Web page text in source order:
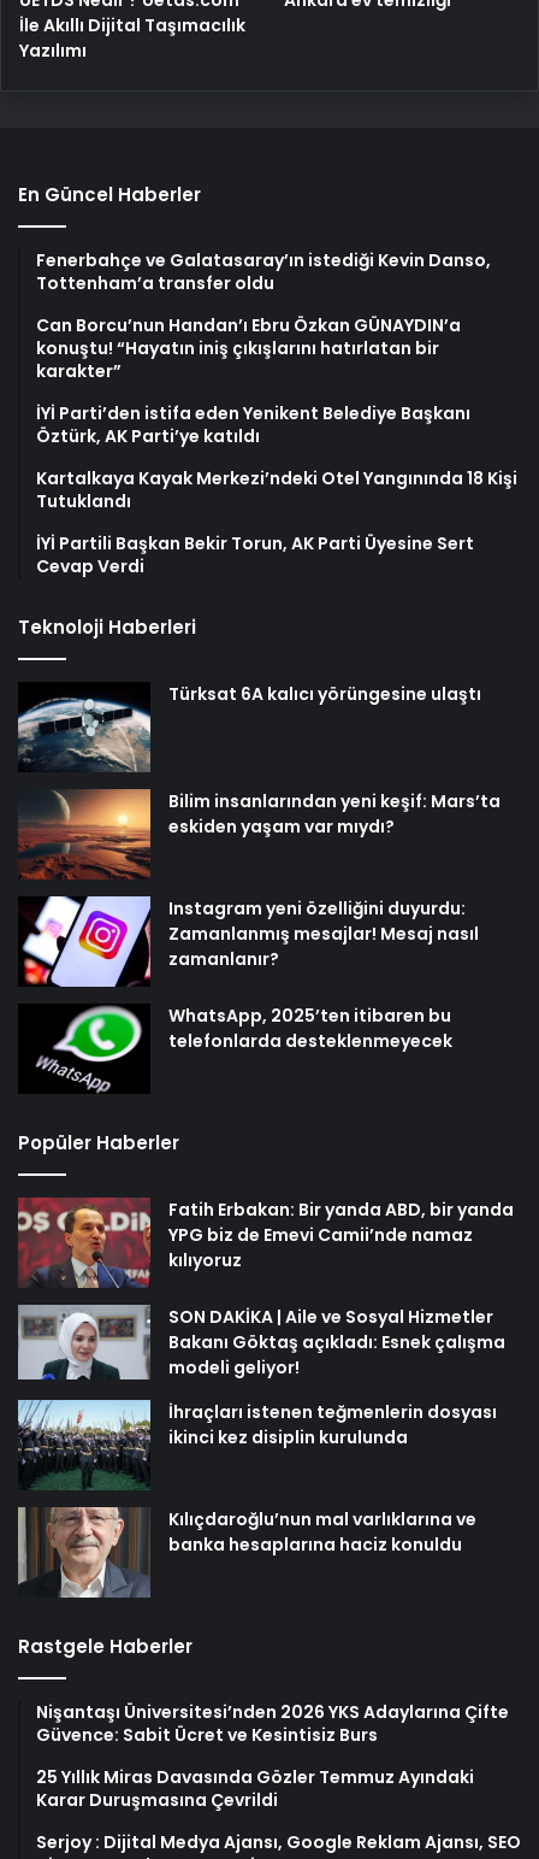
İle Akıllı Dijital Taşımacılık
Yazılımı
En Güncel Haberler
Fenerbahçe ve Galatasaray’ın istediği Kevin Danso,
Tottenham’a transfer oldu
Can Borcu’nun Handan’ı Ebru Özkan GÜNAYDIN’a
konuştu! “Hayatın iniş çıkışlarını hatırlatan bir
karakter”
İYİ Parti’den istifa eden Yenikent Belediye Başkanı
Öztürk, AK Parti’ye katıldı
Kartalkaya Kayak Merkezi’ndeki Otel Yangınında 18 Kişi
Tutuklandı
İYİ Partili Başkan Bekir Torun, AK Parti Üyesine Sert
Cevap Verdi
Teknoloji Haberleri
Türksat 6A kalıcı yörüngesine ulaştı
Bilim insanlarından yeni keşif: Mars’ta
eskiden yaşam var mıydı?
Instagram yeni özelliğini duyurdu:
Zamanlanmış mesajlar! Mesaj nasıl
zamanlanır?
WhatsApp, 2025’ten itibaren bu
telefonlarda desteklenmeyecek
Popüler Haberler
Fatih Erbakan: Bir yanda ABD, bir yanda
YPG biz de Emevi Camii’nde namaz
kılıyoruz
SON DAKİKA | Aile ve Sosyal Hizmetler
Bakanı Göktaş açıkladı: Esnek çalışma
modeli geliyor!
İhraçları istenen teğmenlerin dosyası
ikinci kez disiplin kurulunda
Kılıçdaroğlu’nun mal varlıklarına ve
banka hesaplarına haciz konuldu
Rastgele Haberler
Nişantaşı Üniversitesi’nden 2026 YKS Adaylarına Çifte
Güvence: Sabit Ücret ve Kesintisiz Burs
25 Yıllık Miras Davasında Gözler Temmuz Ayındaki
Karar Duruşmasına Çevrildi
Serjoy : Dijital Medya Ajansı, Google Reklam Ajansı, SEO